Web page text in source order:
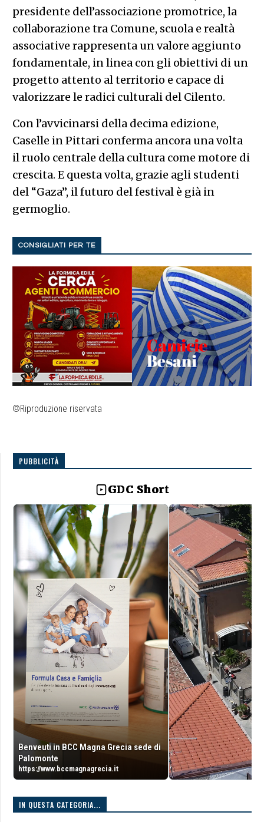
presidente dell’associazione promotrice, la
collaborazione tra Comune, scuola e realtà
associative rappresenta un valore aggiunto
fondamentale, in linea con gli obiettivi di un
progetto attento al territorio e capace di
valorizzare le radici culturali del Cilento.
Con l’avvicinarsi della decima edizione,
Caselle in Pittari conferma ancora una volta
il ruolo centrale della cultura come motore di
crescita. E questa volta, grazie agli studenti
del “Gaza”, il futuro del festival è già in
germoglio.
CONSIGLIATI PER TE
©Riproduzione riservata
PUBBLICITÀ
GDC Short
Benveuti in BCC Magna Grecia sede di
Palomonte
https://www.bccmagnagrecia.it
IN QUESTA CATEGORIA...